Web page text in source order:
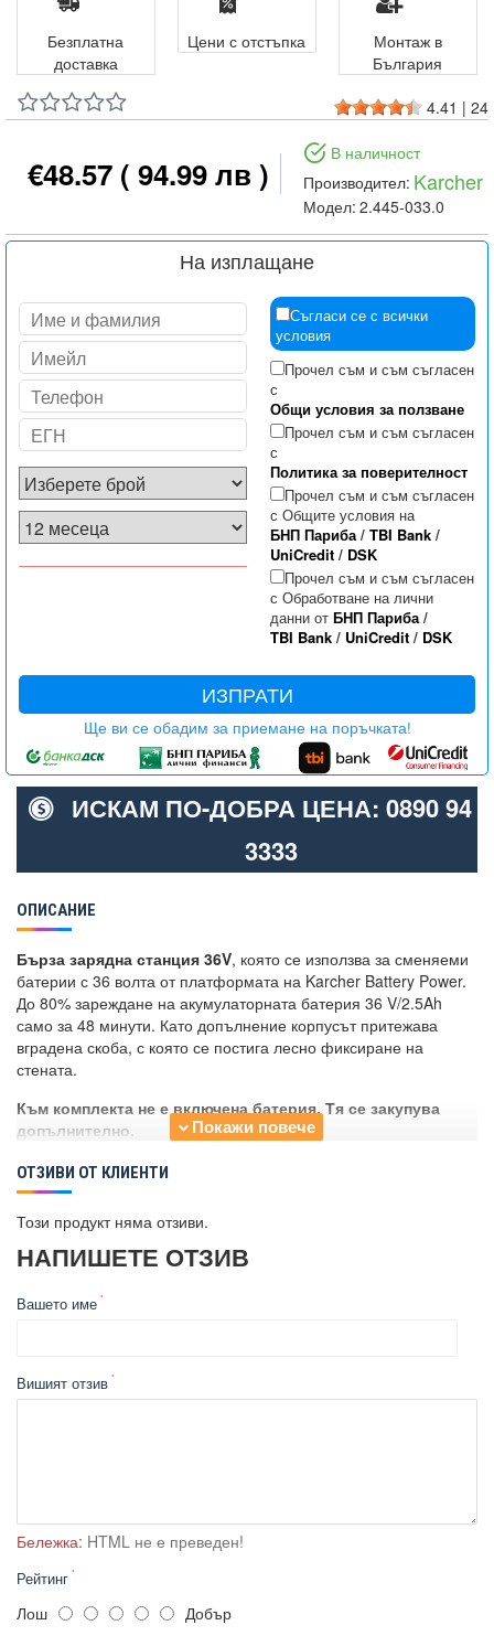
4.41 | 24
€48.57 ( 94.99 лв )
В наличност
Производител: Karcher
Модел: 2.445-033.0
На изплащане
Съгласи се с всички
условия
Прочел съм и съм съгласен
с
Общи условия за ползване
Прочел съм и съм съгласен
с
Политика за поверителност
Прочел съм и съм съгласен
с Общите условия на
БНП Париба/ TBI Bank/
UniCredit/ DSK
Прочел съм и съм съгласен
с Обработване на лични
данни от БНП Париба/
TBI Bank/ UniCredit/ DSK
ИЗПРАТИ
Ще ви се обадим за приемане на поръчката!
Безплатна
доставка
Цени с отстъпка
Монтаж в
България
ИСКАМ ПО-ДОБРА ЦЕНА: 0890 94
3333
ОПИСАНИЕ
Бърза зарядна станция 36V, която се използва за сменяеми
батерии с 36 волта от платформата на Karcher Battery Power.
До 80% зареждане на акумулаторната батерия 36 V/2.5Ah
само за 48 минути. Като допълнение корпусът притежава
вградена скоба, с която се постига лесно фиксиране на
стената.
Към комплекта не е включена батерия. Тя се закупува
допълнително.
ОТЗИВИ ОТ КЛИЕНТИ
Този продукт няма отзиви.
НАПИШЕТЕ ОТЗИВ
Вашето име
Вишият отзив
Бележка: HTML не е преведен!
Рейтинг
Лош Добър